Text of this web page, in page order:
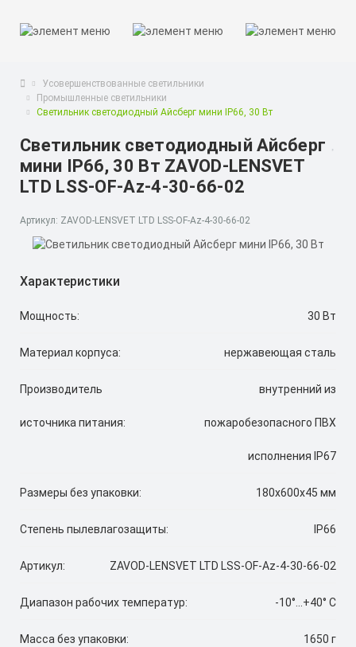
Усовершенствованные светильники
Промышленные светильники
Светильник светодиодный Айсберг мини IP66, 30 Вт
Светильник светодиодный Айсберг
мини IP66, 30 Вт ZAVOD-LENSVET
LTD LSS-OF-Az-4-30-66-02
Артикул: ZAVOD-LENSVET LTD LSS-OF-Az-4-30-66-02
Характеристики
Мощность: 30 Вт
Материал корпуса: нержавеющая сталь
Производитель
источника питания:
внутренний из
пожаробезопасного ПВХ
исполнения IP67
Размеры без упаковки: 180х600х45 мм
Степень пылевлагозащиты: IP66
Артикул: ZAVOD-LENSVET LTD LSS-OF-Az-4-30-66-02
Диапазон рабочих температур: -10°...+40° C
Масса без упаковки: 1650 г